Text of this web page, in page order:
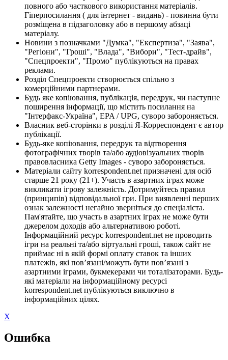
повного або часткового використання матеріалів.
Гіперпосилання ( для інтернет - видань) - повинна бути
розміщена в підзаголовку або в першому абзаці
матеріалу.
Новини з позначками "Думка", "Експертиза", "Заява",
"Регіони", "Гроші", "Влада", "Вибори", "Тест-драйв",
"Спецпроекти", "Промо" публікуються на правах
реклами.
Розділ Спецпроекти створюється спільно з
комерційними партнерами.
Будь яке копіювання, публікація, передрук, чи наступне
поширення інформації, що містить посилання на
"Інтерфакс-Україна", EPA / UPG, суворо забороняється.
Власник веб-сторінки в розділі Я-Корреспондент є автор
публікації.
Будь-яке копіювання, передрук та відтворення
фотографічних творів та/або аудіовізуальних творів
правовласника Getty Images - суворо забороняється.
Матеріали сайту korrespondent.net призначені для осіб
старше 21 року (21+). Участь в азартних іграх може
викликати ігрову залежність. Дотримуйтесь правил
(принципів) відповідальної гри. При виявленні перших
ознак залежності негайно зверніться до спеціаліста.
Пам'ятайте, що участь в азартних іграх не може бути
джерелом доходів або альтернативою роботі.
Інформаційний ресурс korrespondent.net не проводить
ігри на реальні та/або віртуальні гроші, також сайт не
приймає ні в якій формі оплату ставок та інших
платежів, які пов’язані/можуть бути пов’язані з
азартними іграми, букмекерами чи тоталізаторами. Будь-
які матеріали на інформаційному ресурсі
korrespondent.net публікуються виключно в
інформаційних цілях.
X
Ошибка